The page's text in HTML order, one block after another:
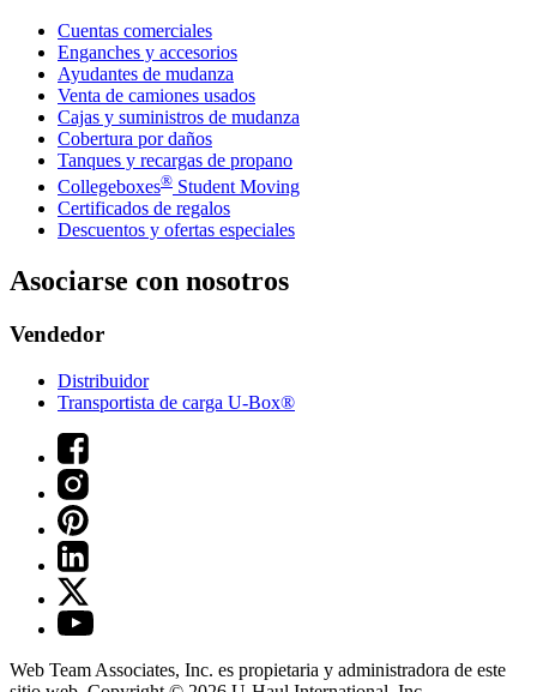
Cuentas comerciales
Enganches y accesorios
Ayudantes de mudanza
Venta de camiones usados
Cajas y suministros de mudanza
Cobertura por daños
Tanques y recargas de propano
Collegeboxes® Student Moving
Certificados de regalos
Descuentos y ofertas especiales
Asociarse con nosotros
Vendedor
Distribuidor
Transportista de carga U-Box®
Web Team Associates, Inc. es propietaria y administradora de este